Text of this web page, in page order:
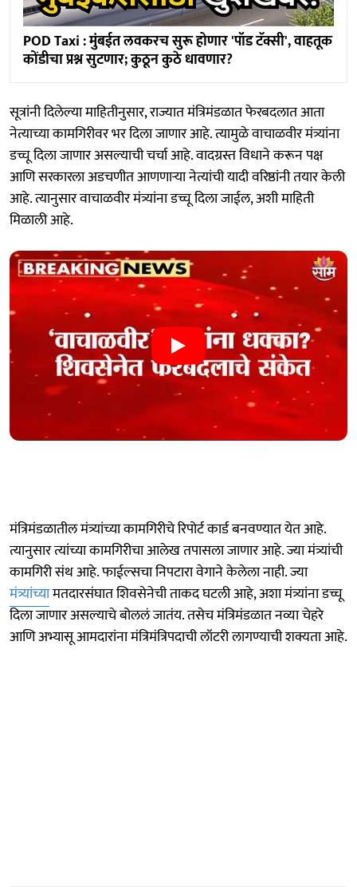
POD Taxi : मुंबईत लवकरच सुरू होणार 'पॉड टॅक्सी', वाहतूक
कोंडीचा प्रश्न सुटणार; कुठून कुठे धावणार?
सूत्रांनी दिलेल्या माहितीनुसार, राज्यात मंत्रिमंडळात फेरबदलात आता
नेत्याच्या कामगिरीवर भर दिला जाणार आहे. त्यामुळे वाचाळवीर मंत्र्यांना
डच्चू दिला जाणार असल्याची चर्चा आहे. वादग्रस्त विधाने करून पक्ष
आणि सरकारला अडचणीत आणणाऱ्या नेत्यांची यादी वरिष्ठांनी तयार केली
आहे. त्यानुसार वाचाळवीर मंत्र्यांना डच्चू दिला जाईल, अशी माहिती
मिळाली आहे.
मंत्रिमंडळातील मंत्र्यांच्या कामगिरीचे रिपोर्ट कार्ड बनवण्यात येत आहे.
त्यानुसार त्यांच्या कामगिरीचा आलेख तपासला जाणार आहे. ज्या मंत्र्यांची
कामगिरी संथ आहे. फाईल्सचा निपटारा वेगाने केलेला नाही. ज्या
मंत्र्यांच्यामतदारसंघात शिवसेनेची ताकद घटली आहे, अशा मंत्र्यांना डच्चू
दिला जाणार असल्याचे बोललं जातंय. तसेच मंत्रिमंडळात नव्या चेहरे
आणि अभ्यासू आमदारांना मंत्रिमंत्रिपदाची लॉटरी लागण्याची शक्यता आहे.